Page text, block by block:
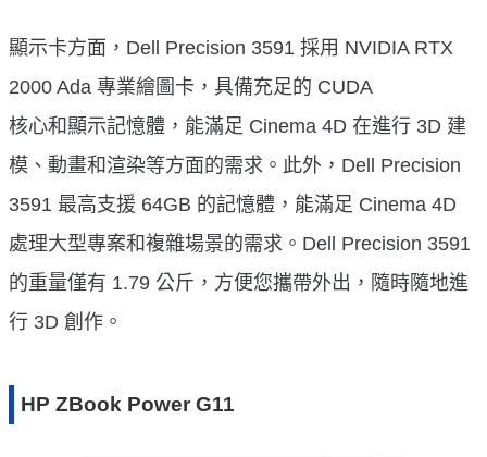
顯示卡方面，Dell Precision 3591 採用 NVIDIA RTX
2000 Ada 專業繪圖卡，具備充足的 CUDA
核心和顯示記憶體，能滿足 Cinema 4D 在進行 3D 建
模、動畫和渲染等方面的需求。此外，Dell Precision
3591 最高支援 64GB 的記憶體，能滿足 Cinema 4D
處理大型專案和複雜場景的需求。Dell Precision 3591
的重量僅有 1.79 公斤，方便您攜帶外出，隨時隨地進
行 3D 創作。
HP ZBook Power G11